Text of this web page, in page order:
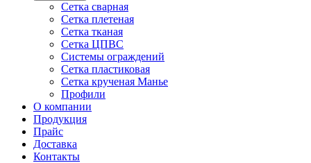
Сетка сварная
Сетка плетеная
Сетка тканая
Сетка ЦПВС
Системы ограждений
Сетка пластиковая
Сетка крученая Манье
Профили
О компании
Продукция
Прайс
Доставка
Контакты